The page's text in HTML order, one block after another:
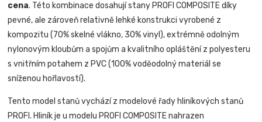
cena. Této kombinace dosahují stany PROFI COMPOSITE díky
pevné, ale zároveň relativně lehké konstrukci vyrobené z
kompozitu (70% skelné vlákno, 30% vinyl), extrémně odolným
nylonovým kloubům a spojům a kvalitního opláštění z polyesteru
s vnitřním potahem z PVC (100% voděodolný materiál se
sníženou hořlavostí).
Tento model stanů vychází z modelové řady hliníkových stanů
PROFI. Hliník je u modelu PROFI COMPOSITE nahrazen